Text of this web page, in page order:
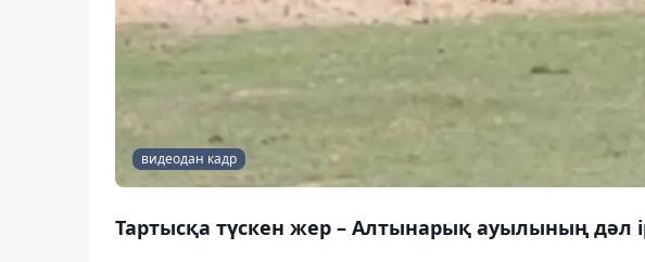
видеодан кадр
Тартысқа түскен жер – Алтынарық ауылының дәл